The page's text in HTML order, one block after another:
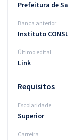
Prefeitura de
Banca anterior
Instituto
Último edital
Link
Requisitos
Escolaridade
Superior
Carreira